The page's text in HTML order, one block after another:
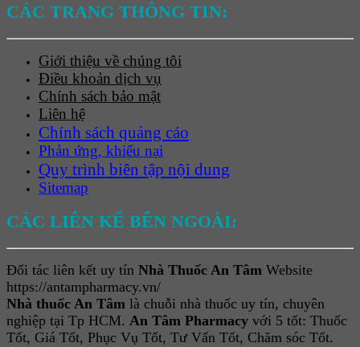
CÁC TRANG THÔNG TIN:
Giới thiệu về chúng tôi
Điều khoản dịch vụ
Chính sách bảo mật
Liên hệ
Chính sách quảng cáo
Phản ứng, khiếu nại
Quy trình biên tập nội dung
Sitemap
CÁC LIÊN KẾ BÊN NGOÀI:
Đối tác liên kết uy tín Nhà Thuốc An Tâm Website
https://antampharmacy.vn/
Nhà thuốc An Tâm là chuỗi nhà thuốc uy tín, chuyên
nghiệp tại Tp HCM. An Tâm Pharmacy với 5 tốt: Thuốc
Tốt, Giá Tốt, Phục Vụ Tốt, Tư Vấn Tốt, Chăm sóc Tốt.